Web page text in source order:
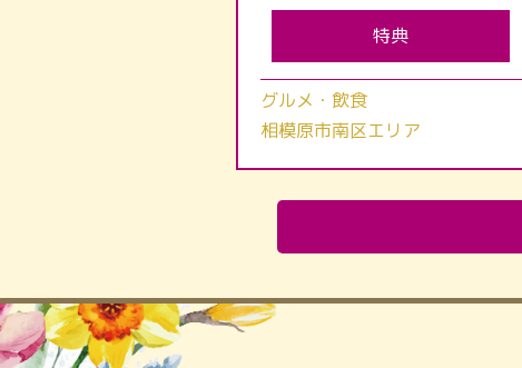
特典
グルメ・飲食
相模原市南区エリア